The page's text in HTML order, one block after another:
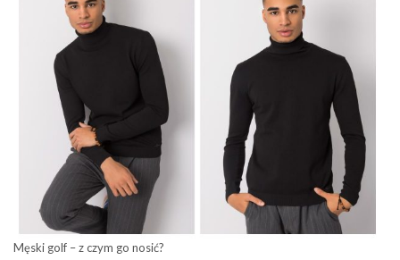
Męski golf – z czym go nosić?